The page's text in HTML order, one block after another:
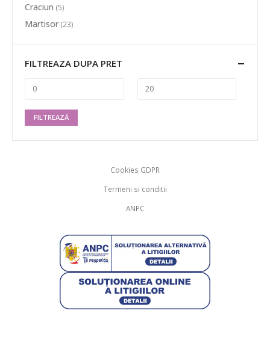
Craciun (5)
Martisor (23)
FILTREAZA DUPA PRET
FILTREAZĂ
Cookies GDPR
Termeni si conditii
ANPC